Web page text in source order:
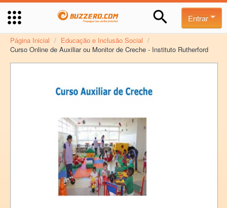
Entrar
Página Inicial / Educação e Inclusão Social /
Curso Online de Auxiliar ou Monitor de Creche - Instituto Rutherford